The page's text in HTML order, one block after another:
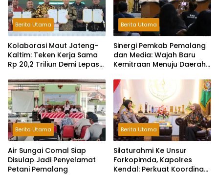
Berita Utama
Kolaborasi Maut Jateng-
Kaltim: Teken Kerja Sama
Rp 20,2 Triliun Demi Lepas
Berita Utama
Sinergi Pemkab Pemalang
dan Media: Wajah Baru
Kemitraan Menuju Daerah
Berita Utama
Air Sungai Comal Siap
Disulap Jadi Penyelamat
Petani Pemalang
Berita Utama
Silaturahmi Ke Unsur
Forkopimda, Kapolres
Kendal: Perkuat Koordinasi